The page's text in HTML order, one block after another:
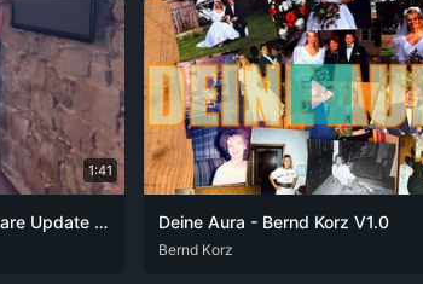
1:41
Yamaha CK61/CK88 Firmware Update – The Hidden [SETTING] + [▼] Trick Deine Aura - Bernd Korz V1.0
DEU PFL
Bernd Korz